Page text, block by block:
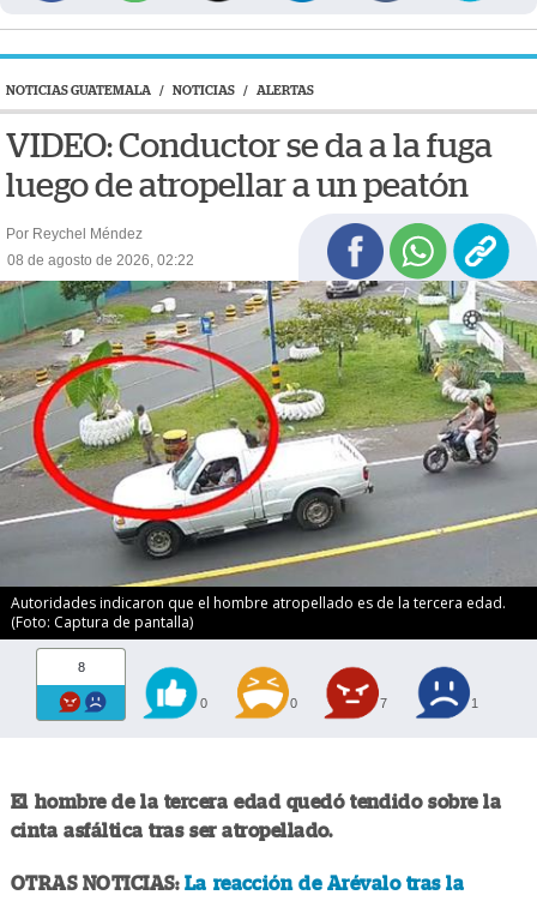
NOTICIAS GUATEMALA / NOTICIAS / ALERTAS
VIDEO: Conductor se da a la fuga
luego de atropellar a un peatón
Por Reychel Méndez
08 de agosto de 2026, 02:22
Autoridades indicaron que el hombre atropellado es de la tercera edad.
(Foto: Captura de pantalla)
8
0 0 7 1
El hombre de la tercera edad quedó tendido sobre la
cinta asfáltica tras ser atropellado.
OTRAS NOTICIAS: La reacción de Arévalo tras la